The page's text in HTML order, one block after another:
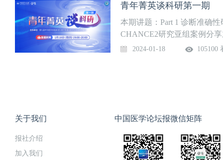
青年菁英谈科研第一期
本期讲题：Part 1 诊断准确
CHANCE2研究亚组案例分
和医院神经科授课专家：张
2024-01-18 105100
关于我们
报社介绍
加入我们
中国医学论坛报微信矩阵